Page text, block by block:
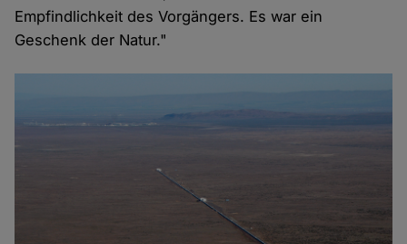
Empfindlichkeit des Vorgängers. Es war ein
Geschenk der Natur."